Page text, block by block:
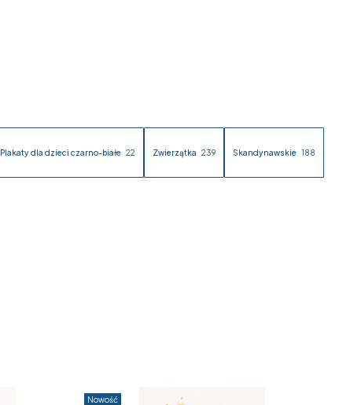
Plakaty dla dzieci czarno-białe 22 Zwierzątka 239 Skandynawskie 188
Nowość